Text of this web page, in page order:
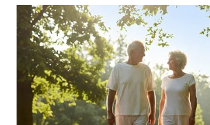
WN
DEPOK
WN
TAPANULI
UTARA